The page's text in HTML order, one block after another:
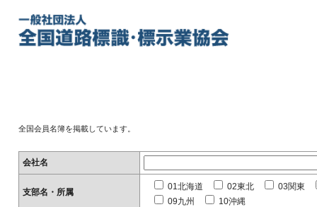
全国会員名簿を掲載しています。
会社名
支部名・所属
01北海道 02東北
03関東
09九州
10沖縄